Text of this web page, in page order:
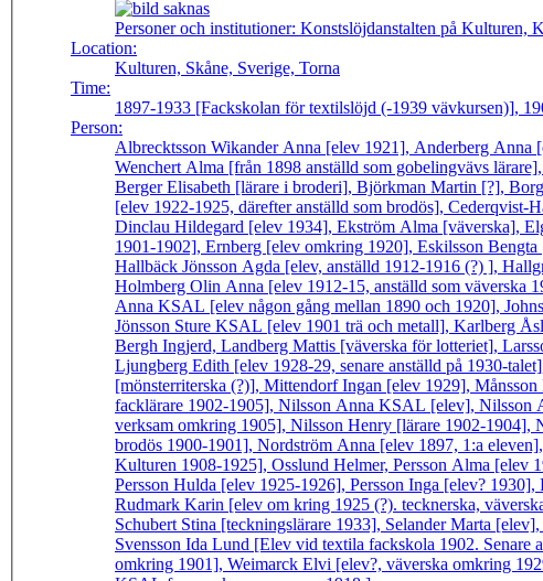
Personer och institutioner: Konstslöjdanstalten på Kulturen,
Location:
Kulturen, Skåne, Sverige, Torna
Time:
1897-1933 [Fackskolan för textilslöjd (-1939 vävkursen)],
Person:
Albrecktsson Wikander Anna [elev 1921], Anderberg
Wenchert Alma [från 1898 anställd som gobelingvävs
Berger Elisabeth [lärare i broderi], Björkman Martin [?],
[elev 1922-1925, därefter anställd som brodös],
Dinclau Hildegard [elev 1934], Ekström Alma [väverska],
1901-1902], Ernberg [elev omkring 1920], Eskilsson
Hallbäck Jönsson Agda [elev, anställd 1912-1916 (?) ],
Holmberg Olin Anna [elev 1912-15, anställd som väverska
Anna KSAL [elev någon gång mellan 1890 och 1920],
Jönsson Sture KSAL [elev 1901 trä och metall], Karlberg
Bergh Ingjerd, Landberg Mattis [väverska för lotteriet],
Ljungberg Edith [elev 1928-29, senare anställd på 1930-
[mönsterriterska (?)], Mittendorf Ingan [elev 1929],
facklärare 1902-1905], Nilsson Anna KSAL [elev], Nilsson
verksam omkring 1905], Nilsson Henry [lärare 1902-
brodös 1900-1901], Nordström Anna [elev 1897, 1:a
Kulturen 1908-1925], Osslund Helmer, Persson Alma [elev
Persson Hulda [elev 1925-1926], Persson Inga [elev?
Rudmark Karin [elev om kring 1925 (?). tecknerska,
Schubert Stina [teckningslärare 1933], Selander Marta
Svensson Ida Lund [Elev vid textila fackskola 1902. Senare
omkring 1901], Weimarck Elvi [elev?, väverska omkring